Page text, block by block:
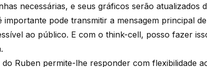
necessárias, e seus gráficos serão atualizados
importante pode transmitir a mensagem principal
ao público. E com o think-cell, posso fazer
Ruben permite-lhe responder com flexibilidade